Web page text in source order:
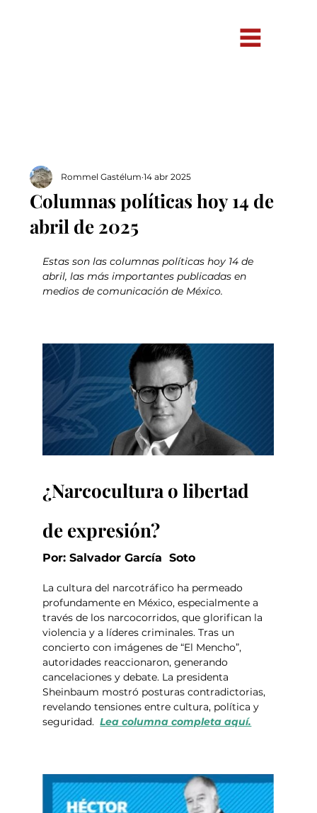
Columnas políticas hoy 14 de
abril de 2025
Rommel Gastélum 14 abr 2025
Estas son las columnas políticas hoy 14 de
abril, las más importantes publicadas en
medios de comunicación de México.
¿Narcocultura o libertad
de expresión?
Por: Salvador García  Soto
La cultura del narcotráfico ha permeado
profundamente en México, especialmente a
través de los narcocorridos, que glorifican la
violencia y a líderes criminales. Tras un
concierto con imágenes de “El Mencho”,
autoridades reaccionaron, generando
cancelaciones y debate. La presidenta
Sheinbaum mostró posturas contradictorias,
revelando tensiones entre cultura, política y
seguridad. Lea columna completa aquí.